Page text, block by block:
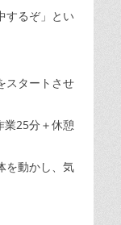
するぞ」とい
スタートさせ
業25分＋休憩
を動かし、気